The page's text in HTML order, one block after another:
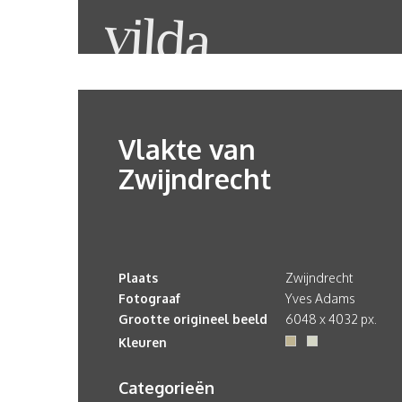
Vlakte van
Zwijndrecht
Plaats
Zwijndrecht
Fotograaf
Yves Adams
Grootte origineel beeld
6048 x 4032 px.
Kleuren
Categorieën